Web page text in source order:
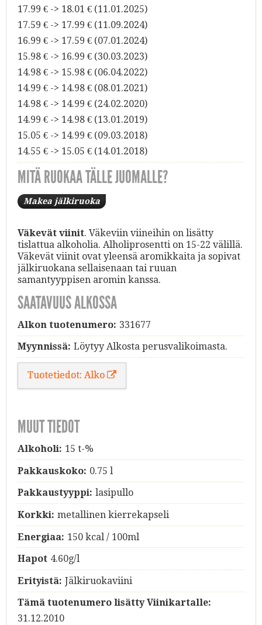
17.99 € -> 18.01 € (11.01.2025)
17.59 € -> 17.99 € (11.09.2024)
16.99 € -> 17.59 € (07.01.2024)
15.98 € -> 16.99 € (30.03.2023)
14.98 € -> 15.98 € (06.04.2022)
14.99 € -> 14.98 € (08.01.2021)
14.98 € -> 14.99 € (24.02.2020)
14.99 € -> 14.98 € (13.01.2019)
15.05 € -> 14.99 € (09.03.2018)
14.55 € -> 15.05 € (14.01.2018)
MITÄ RUOKAA TÄLLE JUOMALLE?
Makea jälkiruoka
Väkevät viinit. Väkeviin viineihin on lisätty
tislattua alkoholia. Alholiprosentti on 15-22 välillä.
Väkevät viinit ovat yleensä aromikkaita ja sopivat
jälkiruokana sellaisenaan tai ruuan
samantyyppisen aromin kanssa.
SAATAVUUS ALKOSSA
Alkon tuotenumero: 331677
Myynnissä: Löytyy Alkosta perusvalikoimasta.
Tuotetiedot: Alko
MUUT TIEDOT
Alkoholi: 15 t-%
Pakkauskoko: 0.75 l
Pakkaustyyppi: lasipullo
Korkki: metallinen kierrekapseli
Energiaa: 150 kcal / 100ml
Hapot 4.60g/l
Erityistä: Jälkiruokaviini
Tämä tuotenumero lisätty Viinikartalle:
31.12.2010